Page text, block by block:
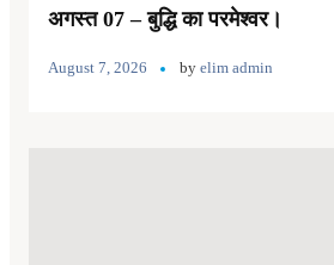
अगस्त 07 – बुद्धि का परमेश्वर।
August 7, 2026 by elim admin